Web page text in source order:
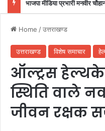
Home /उत्तराखण्ड
उत्तराखण्ड विशेष समाचार
ऑल्ट्रस
स्थिति वाले
जीवन रक्षक